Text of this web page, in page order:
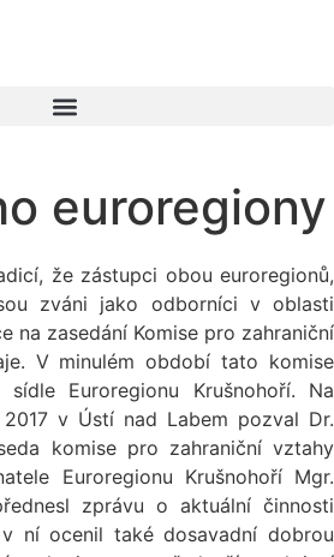
euroregiony
že zástupci obou euroregionů,
zváni jako odborníci v oblasti
na zasedání Komise pro zahraniční
V minulém období tato komise
Euroregionu Krušnohoří. Na
v Ústí nad Labem pozval Dr.
komise pro zahraniční vztahy
Euroregionu Krušnohoří Mgr.
zprávu o aktuální činnosti
ní ocenil také dosavadní dobrou